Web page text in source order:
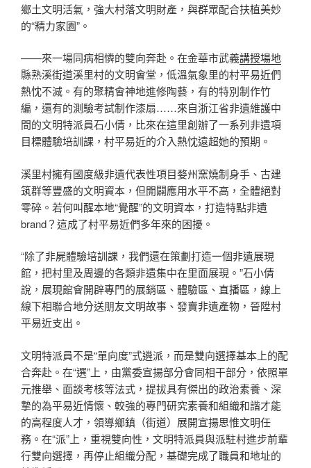
鄉土文明活氣，強大村落文明財產，與群眾配合扶植美妙
的“精力家園”。
——來一場同病相憐的雙向奔赴。在金華市武義講授場地
縣熟溪街道溪里村的文明會堂，低溫氣象里的村平易近們
熱忱不減。有的聚精會神地進修陶藝，有的特別制作竹
編，還有的測驗考試制作漆扇……來自浙江省非遺維護中
間的文明特派員石小倩，比來在這里創辦了一系列非遺項
目標體驗培訓課，村平易近的介入熱忱遠超她的預期。
溪里村擁有國度級非遺代表性項目婺州窯燒制身手、古建
筑群等豐盛的文明資本，但開闢應用水平不高，全體絕對
零碎。若何叫醒本地“覺醒”的文明資本，打造特點非遺
brand？這成了村平易近們多年來的困擾。
“除了非屍體驗培訓課，我們還在策劃打造一個非遺展現
館，把村里及周邊的各類非遺集中在里面展現。”石小倩
說，展現館會開辟專門的展銷區、體驗區、直播區，線上
線下相聯合地分送朋友文明故事、發賣非遺產物，晉陞村
平易近支出。
文明特派員不是“單向度”式遴派，而是雙向選擇基本上的配
合奔赴。在“選”上，由黨委宣揚部分會同相干部分，依照單
元推舉、面談考核等法式，提拔具有傑出的政治素養、深
摯的為平易近情懷、較強的專門研究素養和組織和諧才能
的高程度人才，領導鄉鎮（街道）展開宣揚思惟文明任
務。在“派”上，重視雙向性，文明特派員與派駐村進步前輩
行雙向選擇，再停止組織分配，基礎完成了職員和地址的